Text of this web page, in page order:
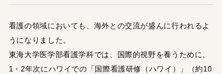
看護の領域においても、海外との交流が盛んに行われるよ
うになりました。
東海大学医学部看護学科では、国際的視野を養うために、
1・2年次にハワイでの「国際看護研修（ハワイ）」（約10